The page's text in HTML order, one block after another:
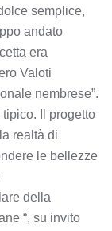
semplice,
andato
era
Valoti
nembrese”.
tipico. Il progetto
realtà di
le bellezze
della
“, su invito